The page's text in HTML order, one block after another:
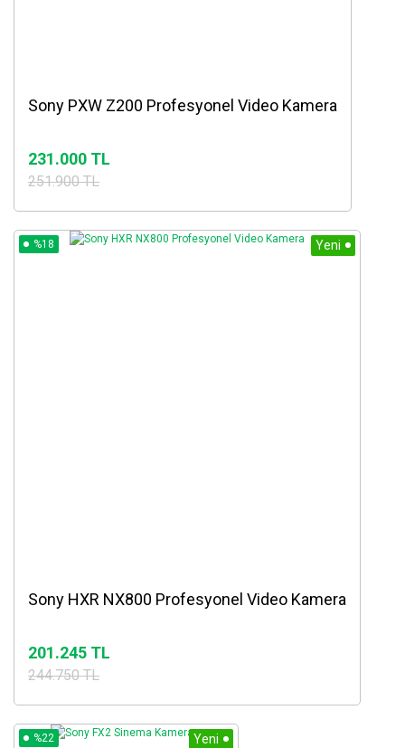
Sony PXW Z200 Profesyonel Video Kamera
231.000 TL
251.900 TL
%18 Yeni
Sony HXR NX800 Profesyonel Video Kamera
201.245 TL
244.750 TL
%22 Yeni